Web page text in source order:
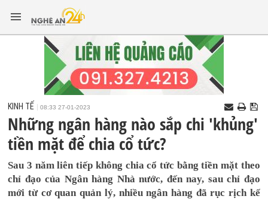
KINH TẾ 08:33 27-01-2023
Những ngân hàng nào sắp chi 'khủng'
tiền mặt để chia cổ tức?
Sau 3 năm liên tiếp không chia cổ tức bằng tiền mặt theo
chỉ đạo của Ngân hàng Nhà nước, đến nay, sau chỉ đạo
mới từ cơ quan quản lý, nhiều ngân hàng đã rục rịch kế